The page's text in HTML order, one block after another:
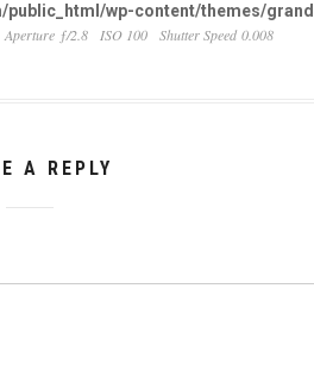
wp-content/themes/
Aperture ƒ/2.8 ISO 100 Shutter Speed 0.008
A REPLY